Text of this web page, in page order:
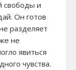
свободы и
Он готов
разделяет
не
явиться
чувства.